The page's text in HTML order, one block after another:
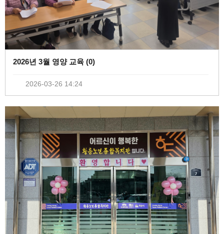
2026년 3월 영양 교육 (0)
2026-03-26 14:24